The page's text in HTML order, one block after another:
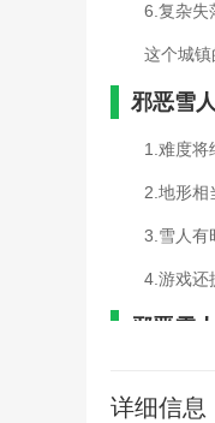
6.复杂失
这个城镇
邪恶雪人
1.难度将
2.地形相
3.雪人有
4.游戏还
邪恶雪人
2.小心躲
详细信息